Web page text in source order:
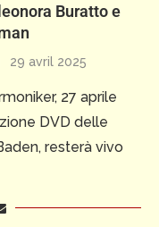
Buratto e
29 avril 2025
27 aprile
DVD delle
resterà vivo